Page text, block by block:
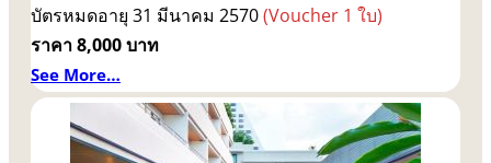
บัตรหมดอายุ 31 มีนาคม 2570(Voucher 1 ใบ)
ราคา 8,000 บาท
See More…